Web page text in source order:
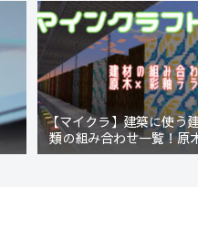
【マイクラ】建築に使う
類の組み合わせ一覧！原
編【